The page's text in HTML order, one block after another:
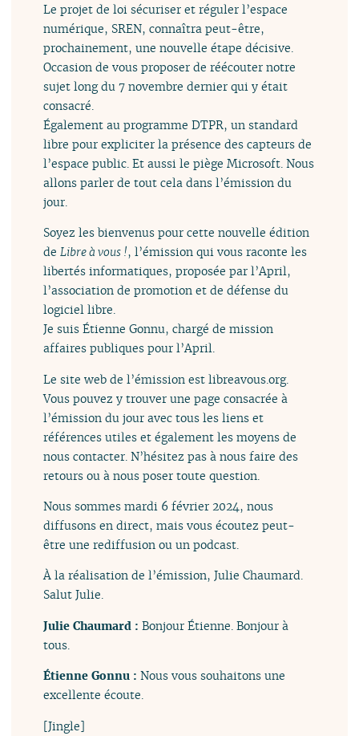
Le projet de loi sécuriser et réguler l’espace
numérique, SREN, connaîtra peut-être,
prochainement, une nouvelle étape décisive.
Occasion de vous proposer de réécouter notre
sujet long du 7 novembre dernier qui y était
consacré.
Également au programme DTPR, un standard
libre pour expliciter la présence des capteurs de
l’espace public. Et aussi le piège Microsoft. Nous
allons parler de tout cela dans l’émission du
jour.
Soyez les bienvenus pour cette nouvelle édition
deLibre à vous !, l’émission qui vous raconte les
libertés informatiques, proposée par l’April,
l’association de promotion et de défense du
logiciel libre.
Je suis Étienne Gonnu, chargé de mission
affaires publiques pour l’April.
Le site web de l’émission est libreavous.org.
Vous pouvez y trouver une page consacrée à
l’émission du jour avec tous les liens et
références utiles et également les moyens de
nous contacter. N’hésitez pas à nous faire des
retours ou à nous poser toute question.
Nous sommes mardi 6 février 2024, nous
diffusons en direct, mais vous écoutez peut-
être une rediffusion ou un podcast.
À la réalisation de l’émission, Julie Chaumard.
Salut Julie.
Julie Chaumard :Bonjour Étienne. Bonjour à
tous.
Étienne Gonnu :Nous vous souhaitons une
excellente écoute.
[Jingle]